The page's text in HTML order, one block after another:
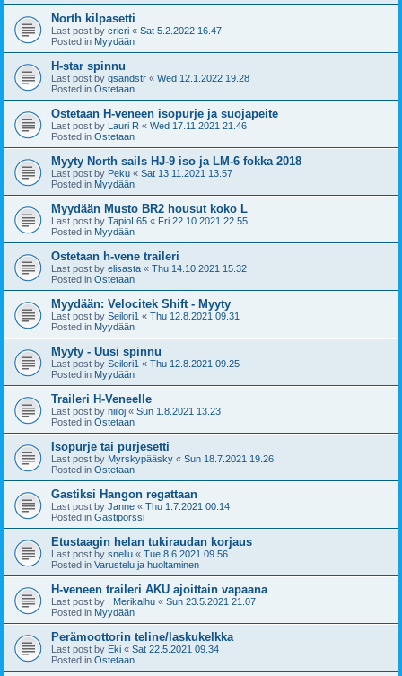
North kilpasetti
Last post by cricri « Sat 5.2.2022 16.47
Posted in Myydään
H-star spinnu
Last post by gsandstr « Wed 12.1.2022 19.28
Posted in Ostetaan
Ostetaan H-veneen isopurje ja suojapeite
Last post by Lauri R « Wed 17.11.2021 21.46
Posted in Ostetaan
Myyty North sails HJ-9 iso ja LM-6 fokka 2018
Last post by Peku « Sat 13.11.2021 13.57
Posted in Myydään
Myydään Musto BR2 housut koko L
Last post by TapioL65 « Fri 22.10.2021 22.55
Posted in Myydään
Ostetaan h-vene traileri
Last post by elisasta « Thu 14.10.2021 15.32
Posted in Ostetaan
Myydään: Velocitek Shift - Myyty
Last post by Seilori1 « Thu 12.8.2021 09.31
Posted in Myydään
Myyty - Uusi spinnu
Last post by Seilori1 « Thu 12.8.2021 09.25
Posted in Myydään
Traileri H-Veneelle
Last post by niiloj « Sun 1.8.2021 13.23
Posted in Ostetaan
Isopurje tai purjesetti
Last post by Myrskypääsky « Sun 18.7.2021 19.26
Posted in Ostetaan
Gastiksi Hangon regattaan
Last post by Janne « Thu 1.7.2021 00.14
Posted in Gastipörssi
Etustaagin helan tukiraudan korjaus
Last post by snellu « Tue 8.6.2021 09.56
Posted in Varustelu ja huoltaminen
H-veneen traileri AKU ajoittain vapaana
Last post by . Merikalhu « Sun 23.5.2021 21.07
Posted in Myydään
Perämoottorin teline/laskukelkka
Last post by Eki « Sat 22.5.2021 09.34
Posted in Ostetaan